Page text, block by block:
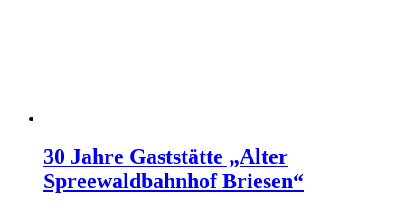
30 Jahre Gaststätte „Alter
Spreewaldbahnhof Briesen“